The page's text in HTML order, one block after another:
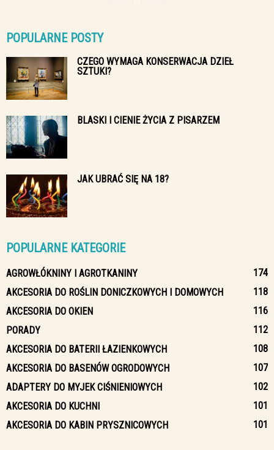
POPULARNE POSTY
CZEGO WYMAGA KONSERWACJA DZIEŁ
SZTUKI?
BLASKI I CIENIE ŻYCIA Z PISARZEM
JAK UBRAĆ SIĘ NA 18?
POPULARNE KATEGORIE
AGROWŁÓKNINY I AGROTKANINY
174
AKCESORIA DO ROŚLIN DONICZKOWYCH I DOMOWYCH
118
AKCESORIA DO OKIEN
116
PORADY
112
AKCESORIA DO BATERII ŁAZIENKOWYCH
108
AKCESORIA DO BASENÓW OGRODOWYCH
107
ADAPTERY DO MYJEK CIŚNIENIOWYCH
102
AKCESORIA DO KUCHNI
101
AKCESORIA DO KABIN PRYSZNICOWYCH
101